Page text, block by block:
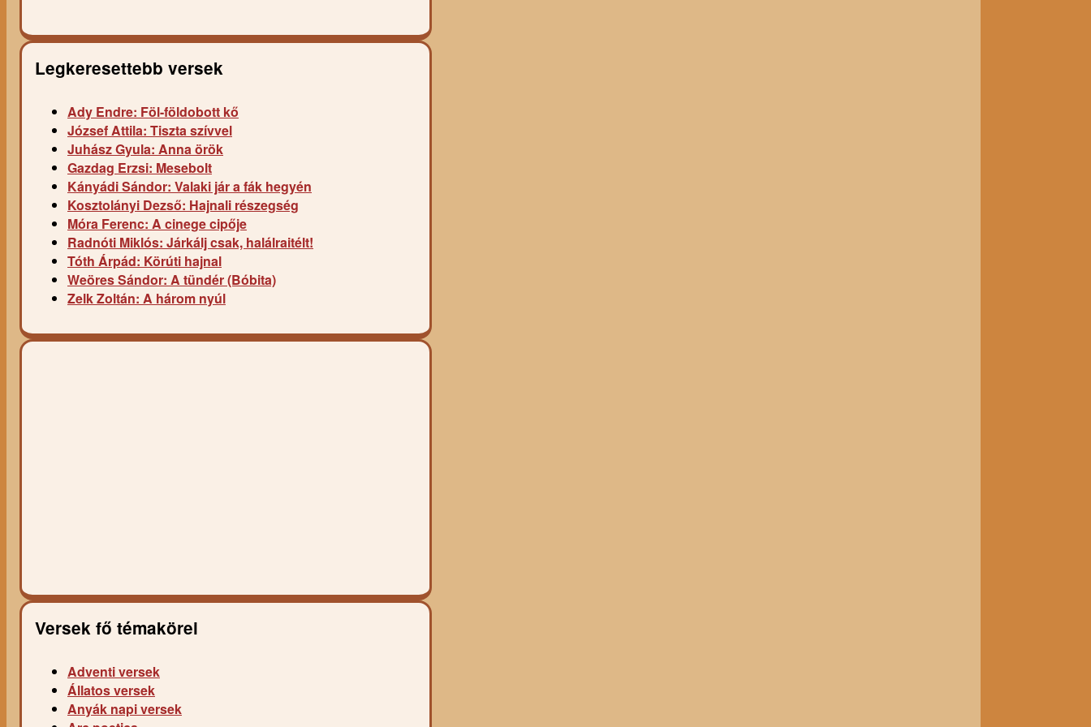
Legkeresettebb versek
Ady Endre: Föl-földobott kő
József Attila: Tiszta szívvel
Juhász Gyula: Anna örök
Gazdag Erzsi: Mesebolt
Kányádi Sándor: Valaki jár a fák hegyén
Kosztolányi Dezső: Hajnali részegség
Móra Ferenc: A cinege cipője
Radnóti Miklós: Járkálj csak, halálraitélt!
Tóth Árpád: Körúti hajnal
Weöres Sándor: A tündér (Bóbita)
Zelk Zoltán: A három nyúl
Versek fő témakörei
Adventi versek
Állatos versek
Anyák napi versek